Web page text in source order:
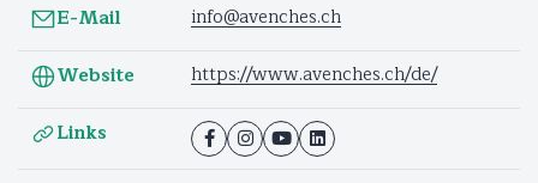
E-Mail
info@avenches.ch
Website
https://www.avenches.ch/de/
Links